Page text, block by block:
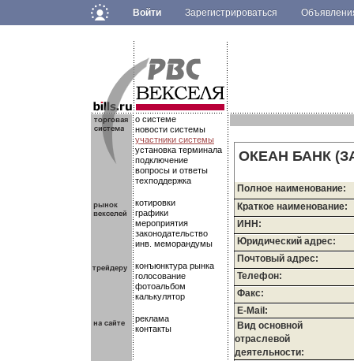
Войти Зарегистрироваться
.
.о системе
новости системы
участники системы
установка терминала
подключение
вопросы и ответы
техподдержка
котировки
графики
мероприятия
законодательство
инв. меморандумы
конъюнктура рынка
голосование
фотоальбом
калькулятор
реклама
контакты
.
ОКЕАН БАНК
Полное наименование:
Краткое наименование:
ИНН:
Юридический адрес:
Почтовый адрес:
Телефон:
Факс:
E-Mail:
Вид основной
отраслевой
деятельности: